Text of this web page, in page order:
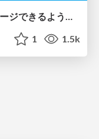
全PRの83%がAIレビューだけでマージできるようになった開発組織はその後どうなったか
1 1.5k